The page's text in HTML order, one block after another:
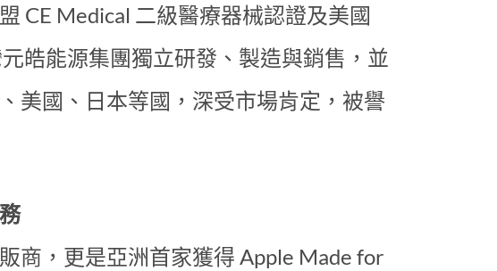
CE Medical 二級醫療器械認證及美國
皓能源集團獨立研發、製造與銷售，並
美國、日本等國，深受市場肯定，被譽
商，更是亞洲首家獲得 Apple Made for